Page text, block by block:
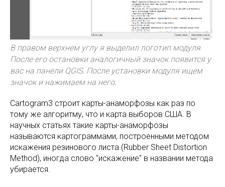
В правом верхнем углу я выделил логотип модуля.
После его остановки аналогичный значок появится у
вас на панели QGIS. После установки модуля ищем
значок и нажимаем на него.
Cartogram3 строит карты-анаморфозы как раз по
тому же алгоритму, что и карта выборов США. В
научных статьях такие карты-анаморфозы
называются картограммами, построенными методом
искажения резинового листа (Rubber Sheet Distortion
Method), иногда слово "искажение" в названии метода
убирается.